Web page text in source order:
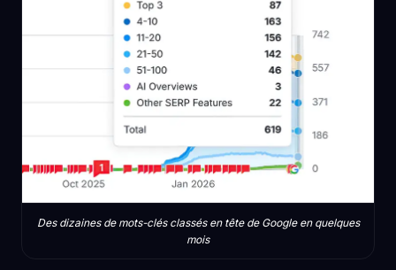
Des dizaines de mots-clés classés en tête de Google en quelques
mois